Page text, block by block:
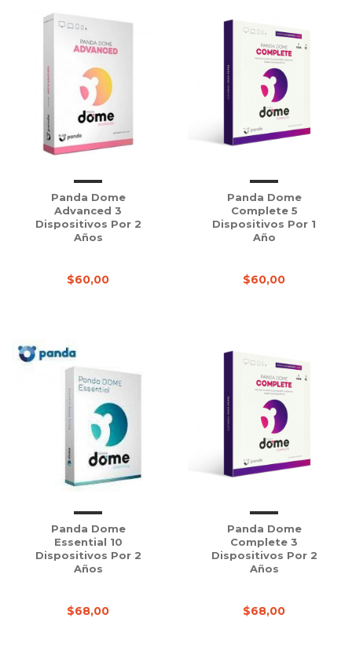
Panda Dome
Advanced 3
Dispositivos Por 2
Años
$60,00
Panda Dome
Complete 5
Dispositivos Por 1
Año
$60,00
Panda Dome
Essential 10
Dispositivos Por 2
Años
$68,00
Panda Dome
Complete 3
Dispositivos Por 2
Años
$68,00